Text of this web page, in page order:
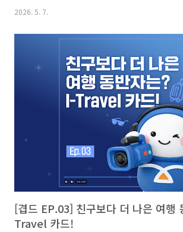
이 할인받는 이유를 만나볼 수 있습니다.👉 IBK
_EP.04_보러가기 국내 3대 편의점 즉시 할인!
IBK나라사랑카드는일상에서 자주 이용하는 편의
할인 혜택을 제공합니다.[국내 3대 편의점 10%
GS25 / CU / 이마트24✔ 모든 품목 대상✔ 월 최대
[추가 즉시 할인]✔ GS25, 이마트24 주요 품목
2026. 5. 7.
[겹드 EP.03] 친구보다 더 나은 여행
Travel 카드!